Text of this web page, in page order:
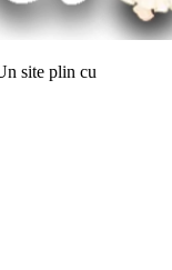
site plin cu